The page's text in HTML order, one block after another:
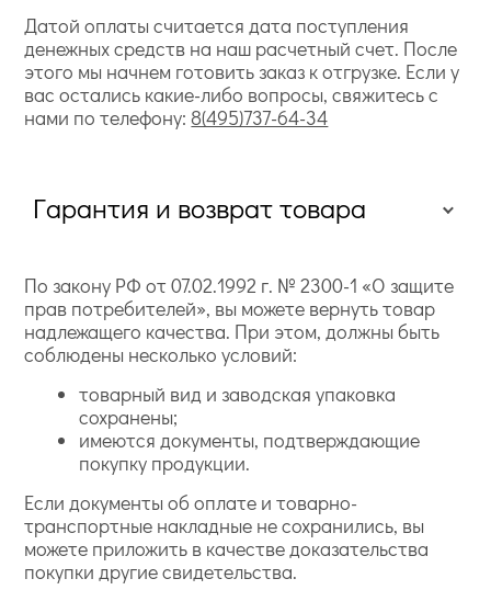
Датой оплаты считается дата поступления
денежных средств на наш расчетный счет. После
этого мы начнем готовить заказ к отгрузке. Если у
вас остались какие-либо вопросы, свяжитесь с
нами по телефону: 8(495)737-64-34
Гарантия и возврат товара
По закону РФ от 07.02.1992 г. № 2300-1 «О защите
прав потребителей», вы можете вернуть товар
надлежащего качества. При этом, должны быть
соблюдены несколько условий:
товарный вид и заводская упаковка
сохранены;
имеются документы, подтверждающие
покупку продукции.
Если документы об оплате и товарно-
транспортные накладные не сохранились, вы
можете приложить в качестве доказательства
покупки другие свидетельства.